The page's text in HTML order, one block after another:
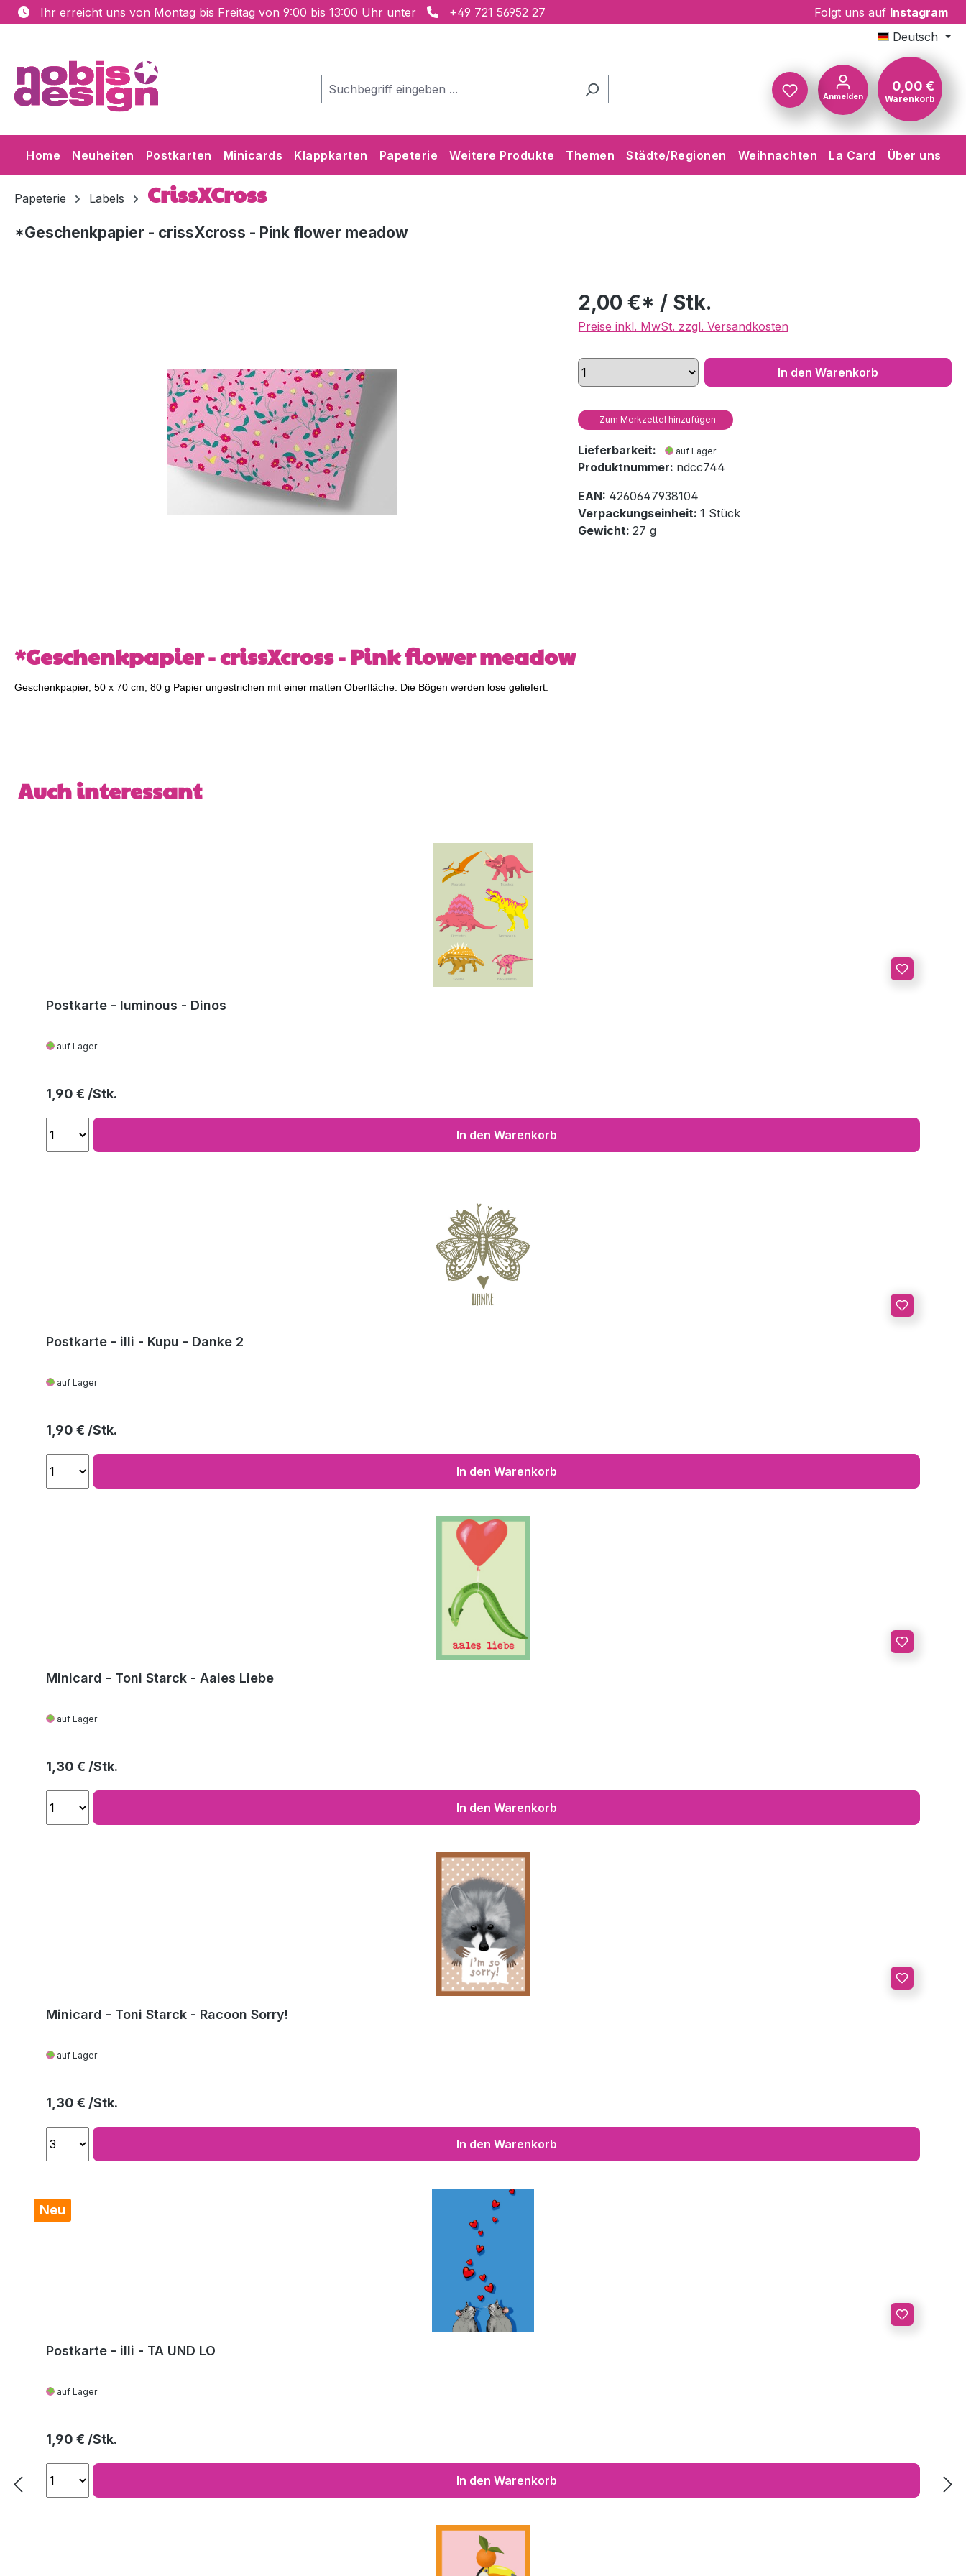
Hauptinhalt springen
Zur Suche springen
Zur Hauptnavigation springen
Ihr erreicht uns von Montag bis Freitag von 9:00 bis 13:00 Uhr unter +49 721 56952 27 Folgt uns auf Instagram
Deutsch
Anmelden
0,00 €
Warenkorb
Home Neuheiten Postkarten Minicards Klappkarten Papeterie Weitere Produkte Themen Städte/Regionen Weihnachten La Card Über uns
Papeterie Labels CrissXCross
*Geschenkpapier - crissXcross - Pink flower meadow
2,00 €* / Stk.
Preise inkl. MwSt. zzgl. Versandkosten
In den Warenkorb
Zum Merkzettel hinzufügen
Lieferbarkeit: auf Lager
Produktnummer: ndcc744
EAN: 4260647938104
Verpackungseinheit: 1 Stück
Gewicht: 27 g
*Geschenkpapier - crissXcross - Pink flower meadow
Geschenkpapier, 50 x 70 cm, 80 g Papier ungestrichen mit einer matten Oberfläche. Die Bögen werden lose geliefert.
Produktgalerie überspringen
Auch interessant
Postkarte - luminous - Dinos
auf Lager
Regulärer Preis:
1,90 €
In den Warenkorb
Postkarte - illi - Kupu - Danke 2
auf Lager
Regulärer Preis:
1,90 €
In den Warenkorb
Minicard - Toni Starck - Aales Liebe
auf Lager
Regulärer Preis:
1,30 €
In den Warenkorb
Minicard - Toni Starck - Racoon Sorry!
auf Lager
Regulärer Preis:
1,30 €
In den Warenkorb
Neu
Postkarte - illi - TA UND LO
auf Lager
Regulärer Preis:
1,90 €
In den Warenkorb